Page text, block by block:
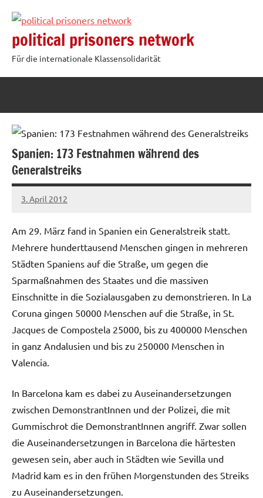
Inhalt
springen
political prisoners network
Für die internationale Klassensolidarität
Spanien: 173 Festnahmen während des
Generalstreiks
3. April 2012
admin
Am 29. März fand in Spanien ein Generalstreik statt.
Mehrere hunderttausend Menschen gingen in mehreren
Städten Spaniens auf die Straße, um gegen die
Sparmaßnahmen des Staates und die massiven
Einschnitte in die Sozialausgaben zu demonstrieren. In La
Coruna gingen 50000 Menschen auf die Straße, in St.
Jacques de Compostela 25000, bis zu 400000 Menschen
in ganz Andalusien und bis zu 250000 Menschen in
Valencia.
In Barcelona kam es dabei zu Auseinandersetzungen
zwischen DemonstrantInnen und der Polizei, die mit
Gummischrot die DemonstrantInnen angriff. Zwar sollen
die Auseinandersetzungen in Barcelona die härtesten
gewesen sein, aber auch in Städten wie Sevilla und
Madrid kam es in den frühen Morgenstunden des Streiks
zu Auseinandersetzungen.